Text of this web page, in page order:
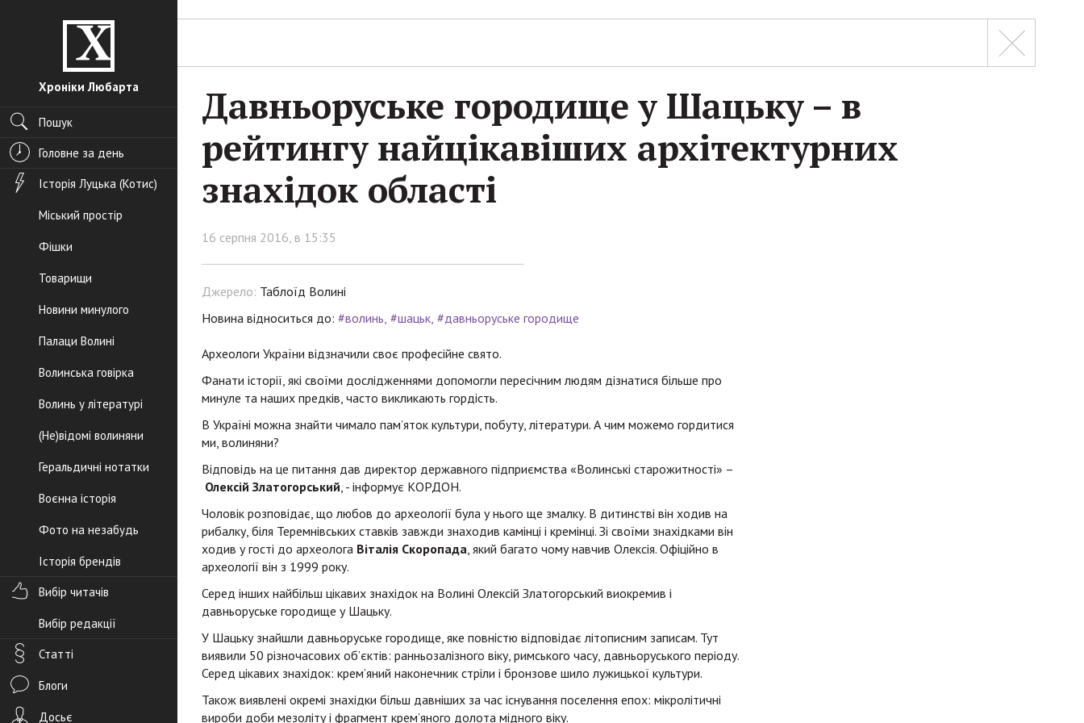
Хроніки Любарта
Пошук
Головне за день
Історія Луцька (Котис)
Міський простір
Фішки
Товарищи
Новини минулого
Палаци Волині
Волинська говірка
Волинь у літературі
(Не)відомі волиняни
Геральдичні нотатки
Воєнна історія
Фото на незабудь
Історія брендів
Вибір читачів
Вибір редакції
Статті
Блоги
Досьє
Давньоруське городище у Шацьку – в
рейтингу найцікавіших архітектурних
знахідок області
16 серпня 2016, в 15:35
Джерело: Таблоїд Волині
Новина відноситься до: #волинь #шацьк #давньоруське городище
Археологи України відзначили своє професійне свято.
Фанати історії, які своїми дослідженнями допомогли пересічним людям дізнатися більше про
минуле та наших предків, часто викликають гордість.
В Україні можна знайти чимало пам’яток культури, побуту, літератури. А чим можемо гордитися
ми, волиняни?
Відповідь на це питання дав директор державного підприємства «Волинські старожитності» –
Олексій Златогорський, - інформує КОРДОН.
Чоловік розповідає, що любов до археології була у нього ще змалку. В дитинстві він ходив на
рибалку, біля Теремнівських ставків завжди знаходив камінці і кремінці. Зі своїми знахідками він
ходив у гості до археолога Віталія Скоропада, який багато чому навчив Олексія. Офіційно в
археології він з 1999 року.
Серед інших найбільш цікавих знахідок на Волині Олексій Златогорський виокремив і
давньоруське городище у Шацьку.
У Шацьку знайшли давньоруське городище, яке повністю відповідає літописним записам. Тут
виявили 50 різночасових об’єктів: ранньозалізного віку, римського часу, давньоруського періоду.
Серед цікавих знахідок: крем’яний наконечник стріли і бронзове шило лужицької культури.
Також виявлені окремі знахідки більш давніших за час існування поселення епох: мікролітичні
вироби доби мезоліту і фрагмент крем’яного долота мідного віку.